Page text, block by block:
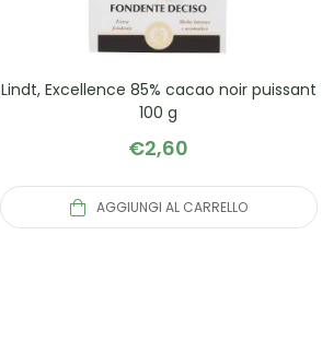
Lindt, Excellence 85% cacao noir puissant
100 g
€2,60
AGGIUNGI AL CARRELLO